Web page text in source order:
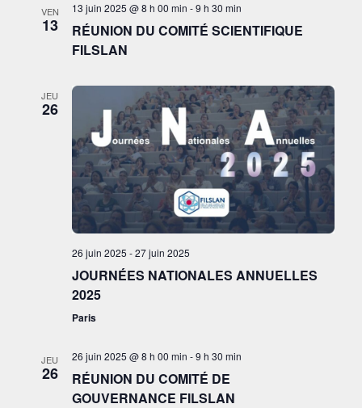
VEN
13
13 juin 2025 @ 8 h 00 min -9 h 30 min
RÉUNION DU COMITÉ SCIENTIFIQUE
FILSLAN
JEU
26
26 juin 2025 -27 juin 2025
JOURNÉES NATIONALES ANNUELLES
2025
Paris
JEU
26
26 juin 2025 @ 8 h 00 min -9 h 30 min
RÉUNION DU COMITÉ DE
GOUVERNANCE FILSLAN